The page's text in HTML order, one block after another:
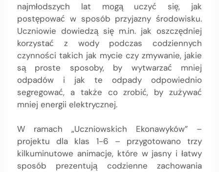
najmłodszych lat mogą uczyć się, jak
postępować w sposób przyjazny środowisku.
Uczniowie dowiedzą się m.in. jak oszczędniej
korzystać z wody podczas codziennych
czynności takich jak mycie czy zmywanie, jakie
są proste sposoby, by wytwarzać mniej
odpadów i jak te odpady odpowiednio
segregować, a także co zrobić, by zużywać
mniej energii elektrycznej.
W ramach „Uczniowskich Ekonawyków” –
projektu dla klas 1-6 – przygotowano trzy
kilkuminutowe animacje, które w jasny i łatwy
sposób prezentują codzienne zachowania